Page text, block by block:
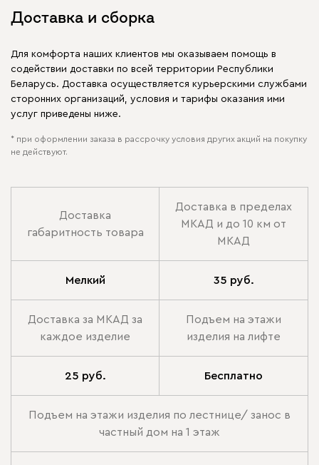
Доставка и сборка
Для комфорта наших клиентов мы оказываем помощь в
содействии доставки по всей территории Республики
Беларусь. Доставка осуществляется курьерскими службами
сторонних организаций, условия и тарифы оказания ими
услуг приведены ниже.
* при оформлении заказа в рассрочку условия других акций на покупку
не действуют.
Доставка
габаритность товара
Доставка в пределах
МКАД и до 10 км от
МКАД
Мелкий 35 руб.
Доставка за МКАД за
каждое изделие
Подъем на этажи
изделия на лифте
25 руб. Бесплатно
Подъем на этажи изделия по лестнице/ занос в
частный дом на 1 этаж